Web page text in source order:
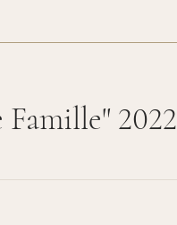
Famille" 2022